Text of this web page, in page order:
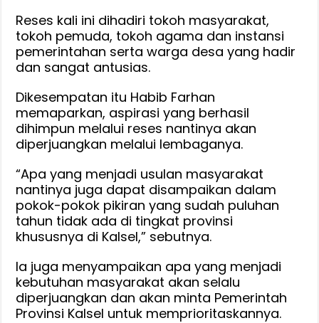
Reses kali ini dihadiri tokoh masyarakat,
tokoh pemuda, tokoh agama dan instansi
pemerintahan serta warga desa yang hadir
dan sangat antusias.
Dikesempatan itu Habib Farhan
memaparkan, aspirasi yang berhasil
dihimpun melalui reses nantinya akan
diperjuangkan melalui lembaganya.
“Apa yang menjadi usulan masyarakat
nantinya juga dapat disampaikan dalam
pokok-pokok pikiran yang sudah puluhan
tahun tidak ada di tingkat provinsi
khususnya di Kalsel,” sebutnya.
Ia juga menyampaikan apa yang menjadi
kebutuhan masyarakat akan selalu
diperjuangkan dan akan minta Pemerintah
Provinsi Kalsel untuk memprioritaskannya.